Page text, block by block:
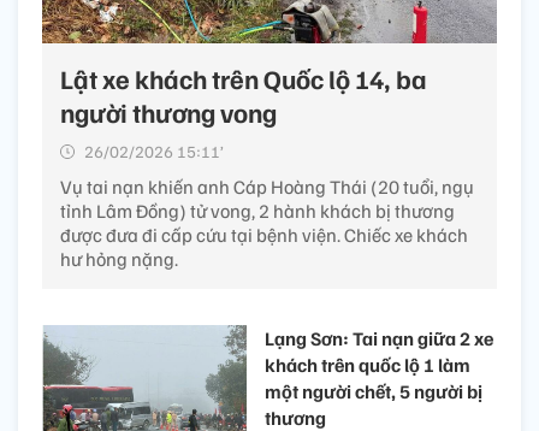
Lật xe khách trên Quốc lộ 14, ba
người thương vong
26/02/2026 15:11’
Vụ tai nạn khiến anh Cáp Hoàng Thái (20 tuổi, ngụ
tỉnh Lâm Đồng) tử vong, 2 hành khách bị thương
được đưa đi cấp cứu tại bệnh viện. Chiếc xe khách
hư hỏng nặng.
Lạng Sơn: Tai nạn giữa 2 xe
khách trên quốc lộ 1 làm
một người chết, 5 người bị
thương